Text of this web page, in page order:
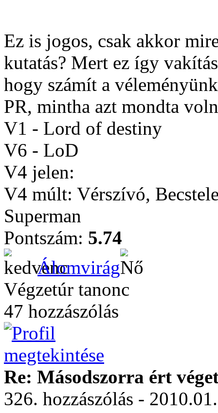
Ez is jogos, csak akkor
kutatás? Mert ez így
hogy számít a
PR, mintha azt mondta
V1 - Lord of destiny
V6 - LoD
V4 jelen:
V4 múlt: Vérszívó,
Superman
Pontszám: 5.74
Álomvirág
Végzetúr tanonc
47 hozzászólás
Re: Másodszorra ért
326. hozzászólás -